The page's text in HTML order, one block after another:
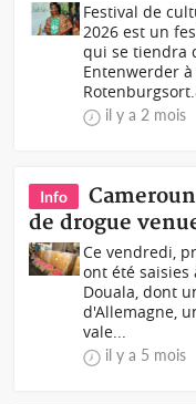
Festival de
2026 est un
qui se tiendra
Entenwerder
il y a 2 mois
Info
de drogue
Ce vendredi,
ont été
Douala, dont
d'Allemagne,
vale...
il y a 5 mois